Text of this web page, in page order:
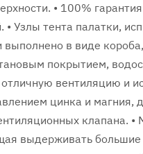
• 100%
• Узлы тента палатки,
выполнено в виде
покрытием,
вентиляцию и
цинка и магния,
клапана.
выдерживать